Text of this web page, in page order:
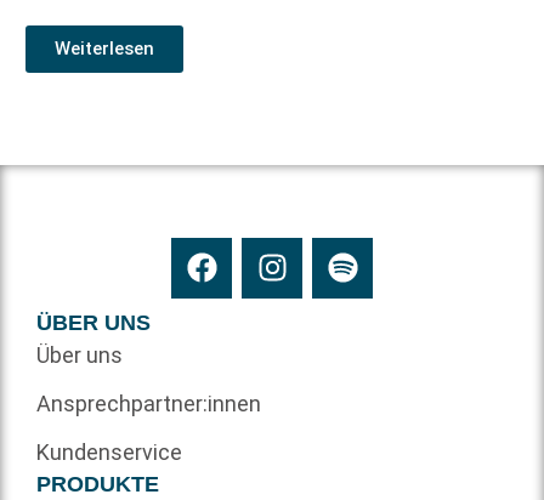
Weiterlesen
ÜBER UNS
Über uns
Ansprechpartner:innen
Kundenservice
PRODUKTE